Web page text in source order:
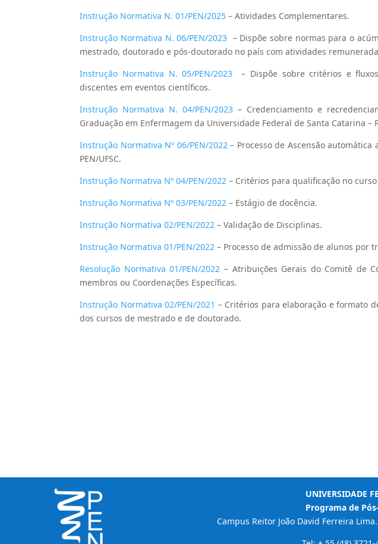
Instrução Normativa N. 01/PEN/2025 – Atividades Complementares.
Instrução Normativa N. 06/PEN/2023 – Dispõe sobre normas para o
mestrado, doutorado e pós-doutorado no país com atividades
Instrução Normativa N. 05/PEN/2023 – Dispõe sobre critérios e
discentes em eventos científicos.
Instrução Normativa N. 04/PEN/2023 – Credenciamento e
Graduação em Enfermagem da Universidade Federal de Santa Catarina –
Instrução Normativa Nº 06/PEN/2022 – Processo de Ascensão
PEN/UFSC.
Instrução Normativa Nº 04/PEN/2022 – Critérios para qualificação no
Instrução Normativa Nº 03/PEN/2022 – Estágio de docência.
Instrução Normativa 02/PEN/2022 – Validação de Disciplinas.
Instrução Normativa 01/PEN/2022 – Processo de admissão de alunos por
Resolução Normativa 01/PEN/2022 – Atribuições Gerais do Comitê de
membros ou Coordenações Específicas.
Instrução Normativa 02/PEN/2021 – Critérios para elaboração e formato
dos cursos de mestrado e de doutorado.
UNIVERSIDADE
Programa de
Campus Reitor João David Ferreira